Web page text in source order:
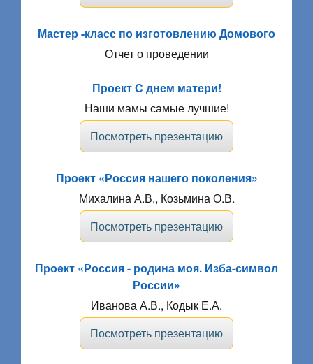
Мастер -класс по изготовлению Домового
Отчет о проведении
Проект С днем матери!
Наши мамы самые лучшие!
Посмотреть презентацию
Проект «Россия нашего поколения»
Михалина А.В., Козьмина О.В.
Посмотреть презентацию
Проект «Россия - родина моя. Изба-символ
России»
Иванова А.В., Кодык Е.А.
Посмотреть презентацию